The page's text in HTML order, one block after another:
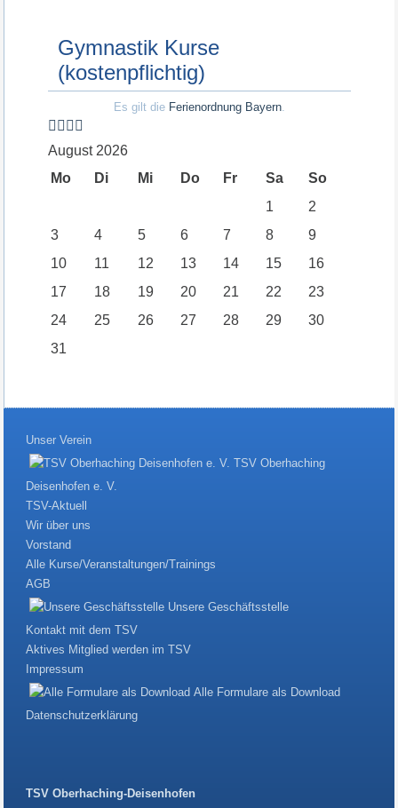
Gymnastik Kurse
(kostenpflichtig)
Es gilt die Ferienordnung Bayern.
August 2026
Mo
Di Mi Do Fr Sa
So
1
2
3
4 5 6 7 8
9
10
11 12 13 14 15
16
17
18 19 20 21 22
23
24
25 26 27 28 29
30
31
Unser Verein
TSV Oberhaching
Deisenhofen e. V.
TSV-Aktuell
Wir über uns
Vorstand
Alle Kurse/Veranstaltungen/Trainings
AGB
Unsere Geschäftsstelle
Kontakt mit dem TSV
Aktives Mitglied werden im TSV
Impressum
Alle Formulare als Download
Datenschutzerklärung
TSV Oberhaching-Deisenhofen